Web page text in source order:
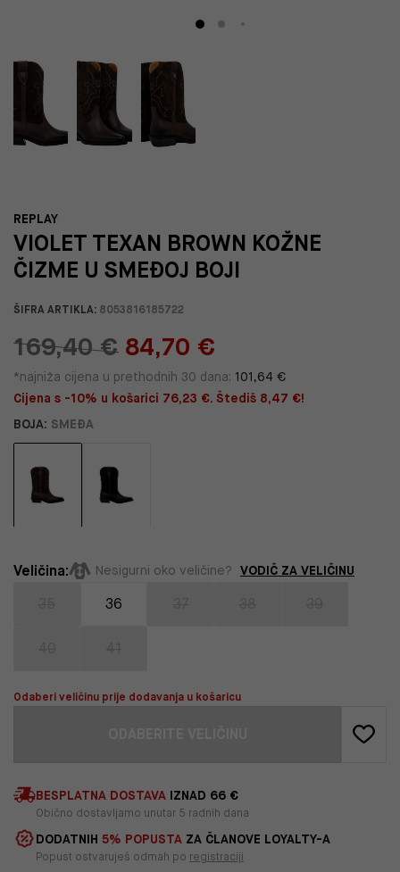
REPLAY
VIOLET TEXAN BROWN KOŽNE
ČIZME U SMEĐOJ BOJI
ŠIFRA ARTIKLA: 8053816185722
169,40 € 84,70 €
*najniža cijena u prethodnih 30 dana: 101,64 €
Cijena s -10% u košarici 76,23 €. Štediš 8,47 €!
BOJA: SMEĐA
Veličina: Nesigurni oko veličine? VODIČ ZA VELIČINU
36
Odaberi veličinu prije dodavanja u košaricu
BESPLATNA DOSTAVA IZNAD 66 €
Obično dostavljamo unutar 5 radnih dana
DODATNIH 5% POPUSTA ZA ČLANOVE LOYALTY-A
Popust ostvaruješ odmah po registraciji